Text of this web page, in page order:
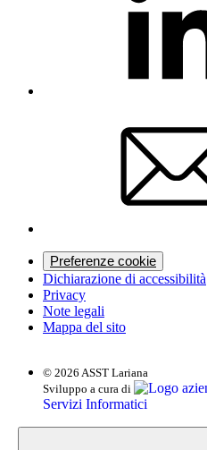
Preferenze cookie
Dichiarazione di accessibilità
Privacy
Note legali
Mappa del sito
© 2026 ASST Lariana
Sviluppo a cura di
Servizi Informatici